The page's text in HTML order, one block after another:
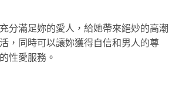
分滿足妳的愛人，給她帶來絕妙的高潮
，同時可以讓妳獲得自信和男人的尊
性愛服務。